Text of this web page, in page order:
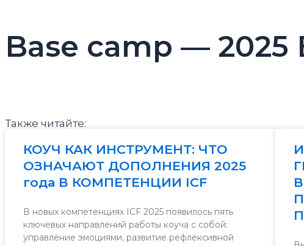
Base camp — 2025
Также читайте:
КОУЧ КАК ИНСТРУМЕНТ: ЧТО
ОЗНАЧАЮТ ДОПОЛНЕНИЯ 2025
года В КОМПЕТЕНЦИИ ICF
В новых компетенциях ICF 2025 появилось пять
ключевых направлений работы коуча с собой:
управление эмоциями, развитие рефлексивной